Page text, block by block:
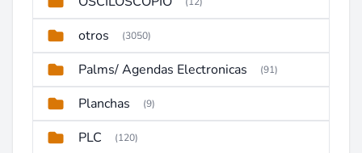
otros (3050)
Palms/ Agendas Electronicas (91)
Planchas (9)
PLC (120)